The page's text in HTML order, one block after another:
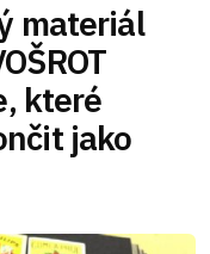
materiál
které
jako